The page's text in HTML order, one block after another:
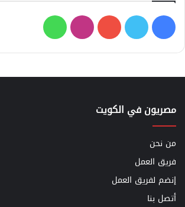
فيسبوك
تويتر يوتيوبانستقرامواتساب
مصريون في الكويت
من نحن
فريق العمل
إنضم لفريق العمل
أتصل بنا